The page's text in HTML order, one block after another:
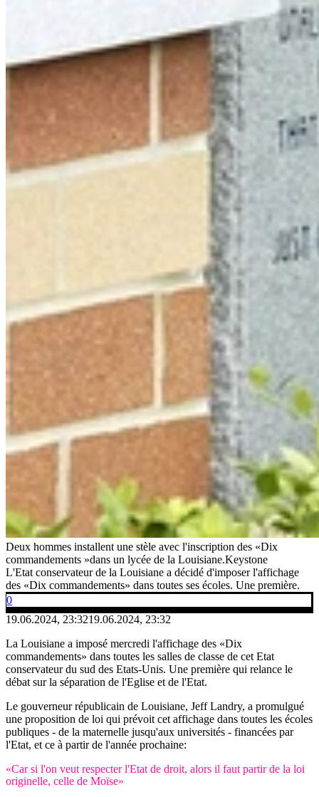
Deux hommes installent une stèle avec l'inscription des «Dix
commandements »dans un lycée de la Louisiane.Keystone
L'Etat conservateur de la Louisiane a décidé d'imposer l'affichage
des «Dix commandements» dans toutes ses écoles. Une première.
0
19.06.2024, 23:3219.06.2024, 23:32
La Louisiane a imposé mercredi l'affichage des «Dix
commandements» dans toutes les salles de classe de cet Etat
conservateur du sud des Etats-Unis. Une première qui relance le
débat sur la séparation de l'Eglise et de l'Etat.
Le gouverneur républicain de Louisiane, Jeff Landry, a promulgué
une proposition de loi qui prévoit cet affichage dans toutes les écoles
publiques - de la maternelle jusqu'aux universités - financées par
l'Etat, et ce à partir de l'année prochaine:
«Car si l'on veut respecter l'Etat de droit, alors il faut partir de la loi
originelle, celle de Moïse»